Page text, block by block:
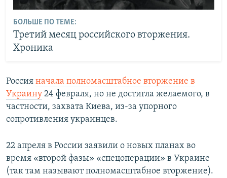
БОЛЬШЕ ПО ТЕМЕ:
Третий месяц российского вторжения.
Хроника
Россия начала полномасштабное вторжение в
Украину 24 февраля, но не достигла желаемого, в
частности, захвата Киева, из-за упорного
сопротивления украинцев.
22 апреля в России заявили о новых планах во
время «второй фазы» «спецоперации» в Украине
(так там называют полномасштабное вторжение).